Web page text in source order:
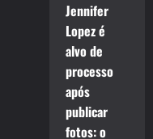
Jennifer
Lopez é
alvo de
processo
após
publicar
fotos: o